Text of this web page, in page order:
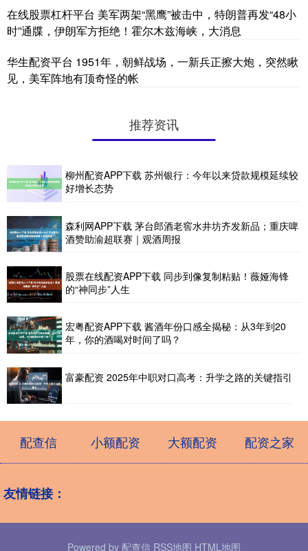
在线股票杠杆平台 美军两架“黑鹰”被击中，特朗普再发“48小
时”通牒，伊朗军方拒绝！霍尔木兹海峡，大消息
华生配资平台 1951年，朝鲜战场，一新兵正擦大炮，突然瞅
见，美军阵地有顶奇怪的帐
推荐资讯
柳州配资APP下载 苏州银行：今年以来贷款规模延续较
好增长态势
森利网APP下载 茅台郎酒老窖水井坊齐发新品；重庆啤
酒赞助渝超联赛｜观酒周报
股票在线配资APP下载 同步到像复制粘贴！薇娅海锋
的“神同步”人生
宏粤配资APP下载 酱酒年份口感全揭秘：从3年到20
年，你的酒喝对时间了吗？
富豪配资 2025年中职对口高考：升学之路的关键指引
配查信 小额配资 大额配资 配资之家
友情链接：
Powered by 配查信 RSS地图 HTML地图